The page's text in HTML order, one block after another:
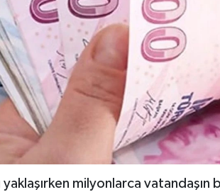
yaklaşırken milyonlarca vatandaşın